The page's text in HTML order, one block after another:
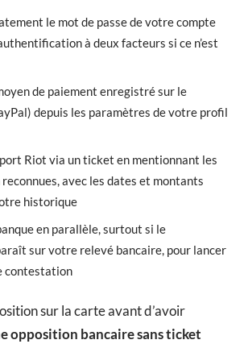
le mot de passe de votre compte
à deux facteurs si ce n’est
de paiement enregistré sur le
depuis les paramètres de votre profil
Riot via un ticket en mentionnant les
avec les dates et montants
historique
en parallèle, surtout si le
sur votre relevé bancaire, pour lancer
contestation
sur la carte avant d’avoir
opposition bancaire sans ticket